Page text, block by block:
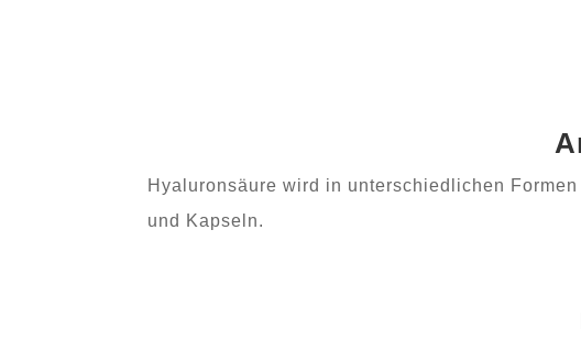
Hyaluronsäure wird in unterschiedlichen
und Kapseln.